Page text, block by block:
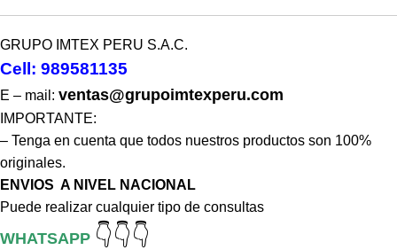
GRUPO IMTEX PERU S.A.C.
Cell: 989581135
E – mail: ventas@grupoimtexperu.com
IMPORTANTE:
– Tenga en cuenta que todos nuestros productos son 100%
originales.
ENVIOS A NIVEL NACIONAL
Puede realizar cualquier tipo de consultas
WHATSAPP 👇👇👇